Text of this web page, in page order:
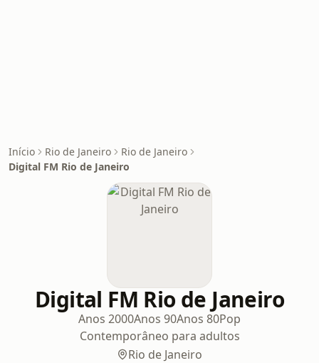
Início Rio de Janeiro
Rio de Janeiro
Digital FM Rio de Janeiro
Digital FM Rio de Janeiro
Anos 2000Anos 90Anos 80Pop
Contemporâneo para adultos
Rio de Janeiro